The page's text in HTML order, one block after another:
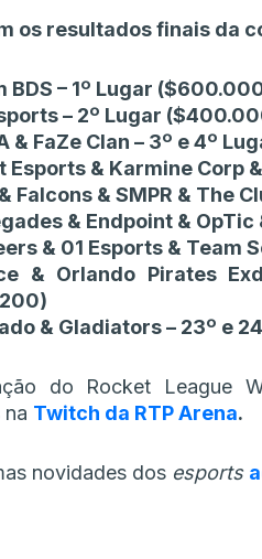
os resultados finais da
BDS – 1º Lugar
– 2º Lugar
& FaZe Clan – 3º e 4º
Esports & Karmine Corp
Falcons & SMPR & The
& Endpoint &
& 01 Esports & Team
& Orlando Pirates
& Gladiators – 23º e
do Rocket League
Twitch da RTP Arena.
novidades dos esports